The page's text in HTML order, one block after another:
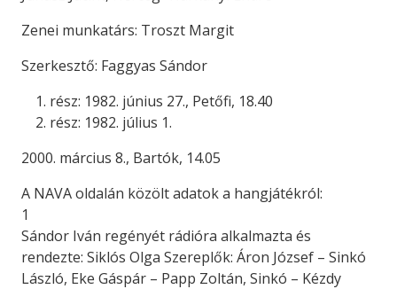
Zenei munkatárs: Troszt Margit
Szerkesztő: Faggyas Sándor
rész: 1982. június 27., Petőfi, 18.40
rész: 1982. július 1.
2000. március 8., Bartók, 14.05
A NAVA oldalán közölt adatok a hangjátékról:
1
Sándor Iván regényét rádióra alkalmazta és
rendezte: Siklós Olga Szereplők: Áron József – Sinkó
László, Eke Gáspár – Papp Zoltán, Sinkó – Kézdy